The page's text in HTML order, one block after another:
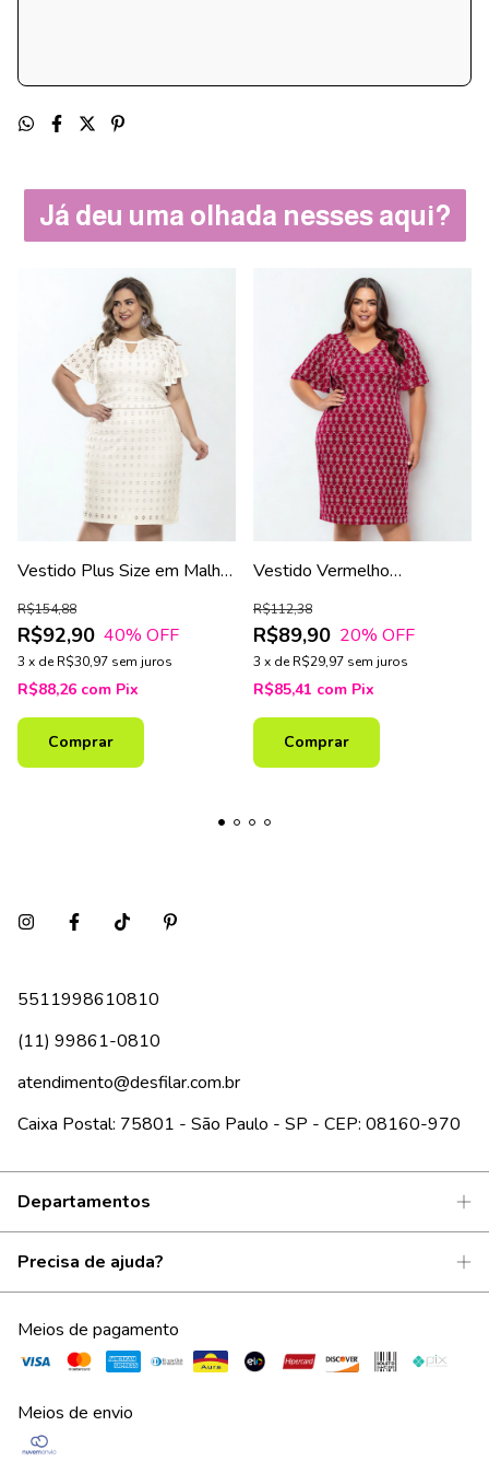
Já deu uma olhada nesses aqui?
Vestido Plus Size em Malha
R$92,90
R$154,88
40% OFF
3 x deR$30,97 sem juros
R$88,26 com Pix
Comprar
Vestido Vermelho
R$89,90
R$112,38
20% OFF
3 x deR$29,97 sem juros
R$85,41 com Pix
Comprar
5511998610810
(11) 99861-0810
atendimento@desfilar.com.br
Caixa Postal: 75801 - São Paulo - SP - CEP: 08160-970
Departamentos
Precisa de ajuda?
Meios de pagamento
Meios de envio